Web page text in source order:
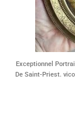
Exceptionnel
De Saint-Priest.